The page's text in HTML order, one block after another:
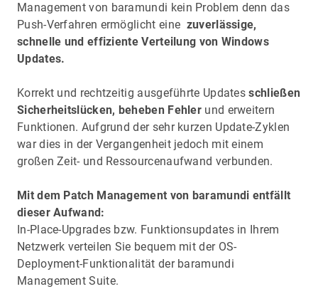
Management von baramundi kein Problem denn das
Push-Verfahren ermöglicht eine zuverlässige,
schnelle und effiziente Verteilung von Windows
Updates.
Korrekt und rechtzeitig ausgeführte Updatesschließen
Sicherheitslücken, beheben Fehler und erweitern
Funktionen. Aufgrund der sehr kurzen Update-Zyklen
war dies in der Vergangenheit jedoch mit einem
großen Zeit- und Ressourcenaufwand verbunden.
Mit dem Patch Management von baramundi entfällt
dieser Aufwand:
In-Place-Upgrades bzw. Funktionsupdates in Ihrem
Netzwerk verteilen Sie bequem mit der OS-
Deployment-Funktionalität der baramundi
Management Suite.